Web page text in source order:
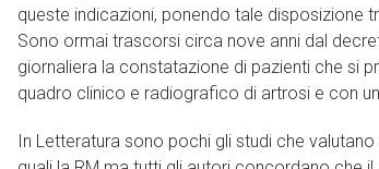
queste indicazioni, ponendo tale disposizione
Sono ormai trascorsi circa nove anni dal
giornaliera la constatazione di pazienti che si
quadro clinico e radiografico di artrosi e con
In Letteratura sono pochi gli studi che